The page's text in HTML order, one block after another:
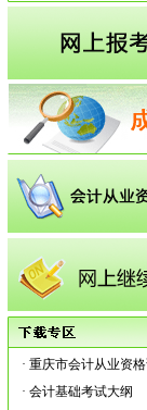
· 重庆市会计从业资
· 会计基础考试大纲